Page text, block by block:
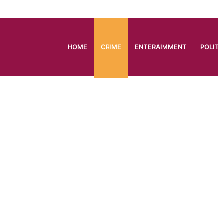
HOME CRIME ENTERAIMMENT